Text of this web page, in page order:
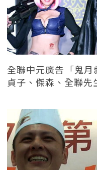
全聯中元廣告「鬼月
貞子、傑森、全聯